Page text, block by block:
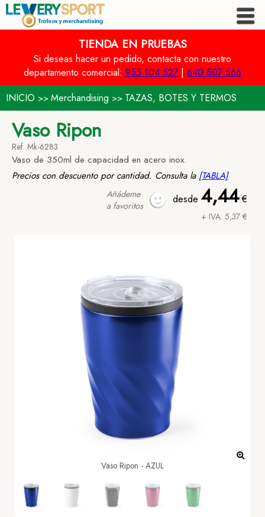
TIENDA EN PRUEBAS
Si deseas hacer un pedido, contacta con nuestro
departamento comercial: 955 104 527 | 640 507 566
INICIO >> Merchandising >> TAZAS, BOTES Y TERMOS
Vaso Ripon
Ref. Mk-6283
Vaso de 350ml de capacidad en acero inox.
Precios con descuento por cantidad. Consulta la [TABLA]
desde4,44€
+ IVA: 5,37 €
Añádeme
a favoritos
Vaso Ripon - AZUL